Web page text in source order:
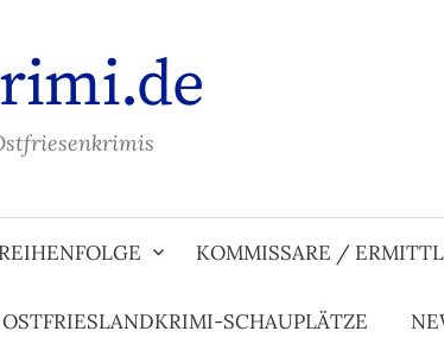
KOMMISSARE /
OSTFRIESLANDKRIMI-SCHAUPLÄTZE